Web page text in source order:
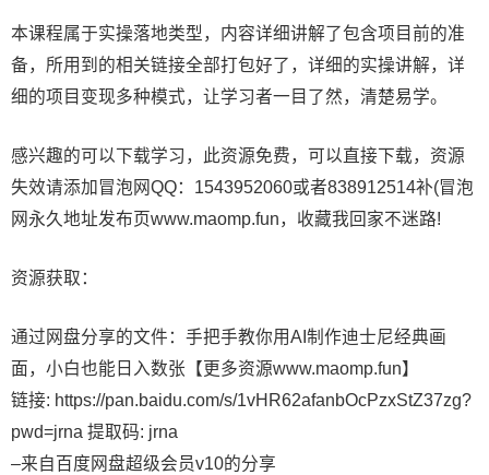
本课程属于实操落地类型，内容详细讲解了包含项目前的准
备，所用到的相关链接全部打包好了，详细的实操讲解，详
细的项目变现多种模式，让学习者一目了然，清楚易学。
感兴趣的可以下载学习，此资源免费，可以直接下载，资源
失效请添加冒泡网QQ：1543952060或者838912514补(冒泡
网永久地址发布页www.maomp.fun，收藏我回家不迷路!
资源获取：
通过网盘分享的文件：手把手教你用AI制作迪士尼经典画
面，小白也能日入数张【更多资源www.maomp.fun】
链接: https://pan.baidu.com/s/1vHR62afanbOcPzxStZ37zg?
pwd=jrna 提取码: jrna
–来自百度网盘超级会员v10的分享